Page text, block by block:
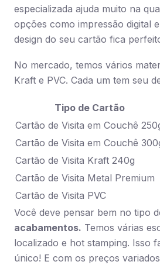
especializada ajuda muito na
opções como impressão digital
design do seu cartão fica
No mercado, temos vários
Kraft e PVC. Cada um tem seu
Tipo de Cartão
Cartão de Visita em Couchê
Cartão de Visita em Couchê
Cartão de Visita Kraft 240g
Cartão de Visita Metal Premium
Cartão de Visita PVC
Você deve pensar bem no tipo
acabamentos. Temos várias
localizado e hot stamping. Isso
único! E com os preços